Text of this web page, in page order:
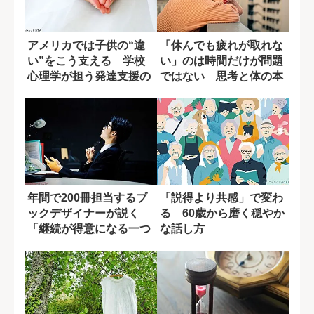
アメリカでは子供の“違
い”をこう支える 学校
心理学が担う発達支援の
「休んでも疲れが取れな
い」のは時間だけが問題
ではない 思考と体の本
年間で200冊担当するブ
ックデザイナーが説く
「継続が得意になる一つ
「説得より共感」で変わ
る 60歳から磨く穏やか
な話し方